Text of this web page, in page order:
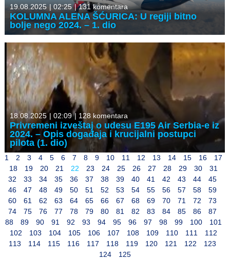
19.08.2025 | 02:25 |131 komentara
KOLUMNA ALENA ŠĆURICA: U regiji bitno
bolje nego 2024. – 1. dio
18.08.2025 | 02:09 | 128 komentara
Privremeni izveštaj o udesu E195 Air Serbia-e iz
2024. – Opis događaja i krucijalni postupci
pilota (1. dio)
1 2 3 4 5 6 7 8 9 10 11 12 13 14 15 16
17
18
19 20 21 22 23 24 25 26 27 28 29 30
31
32
33 34 35 36 37 38 39 40 41 42 43 44
45
46
47 48 49 50 51 52 53 54 55 56 57 58
59
60
61 62 63 64 65 66 67 68 69 70 71 72
73
74
75 76 77 78 79 80 81 82 83 84 85 86
87
88
89 90 91 92 93 94 95 96 97 98 99 100
101
102
103 104 105 106 107 108 109 110 111
112
113
114 115 116 117 118 119 120 121 122
123
124
125